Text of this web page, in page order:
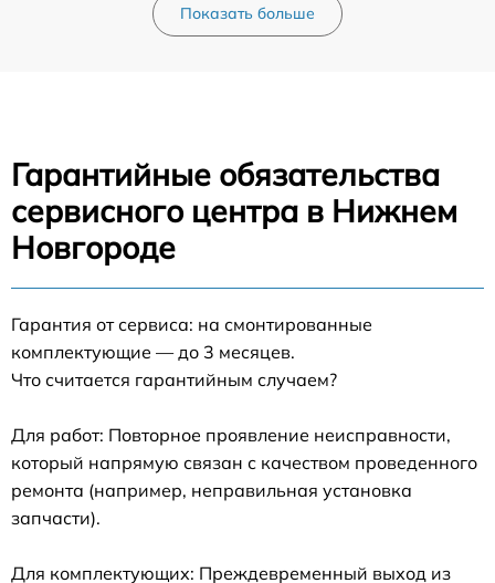
Показать больше
Гарантийные обязательства
сервисного центра в Нижнем
Новгороде
Гарантия от сервиса: на смонтированные
комплектующие — до 3 месяцев.
Что считается гарантийным случаем?
Для работ: Повторное проявление неисправности,
который напрямую связан с качеством проведенного
ремонта (например, неправильная установка
запчасти).
Для комплектующих: Преждевременный выход из